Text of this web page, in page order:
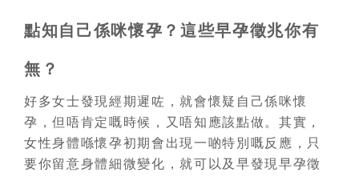
點知自己係咪懷孕？這些早孕徵兆你有
無？
好多女士發現經期遲咗，就會懷疑自己係咪懷
孕，但唔肯定嘅時候，又唔知應該點做。其實，
女性身體喺懷孕初期會出現一啲特別嘅反應，只
要你留意身體細微變化，就可以及早發現早孕徵